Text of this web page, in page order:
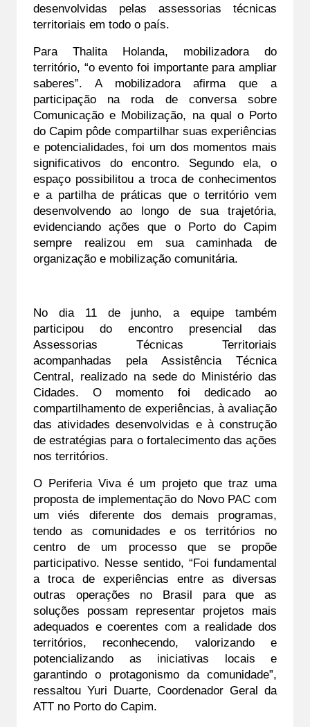
desenvolvidas pelas assessorias técnicas
territoriais em todo o país.
Para Thalita Holanda, mobilizadora do
território, “o evento foi importante para ampliar
saberes”. A mobilizadora afirma que a
participação na roda de conversa sobre
Comunicação e Mobilização, na qual o Porto
do Capim pôde compartilhar suas experiências
e potencialidades, foi um dos momentos mais
significativos do encontro. Segundo ela, o
espaço possibilitou a troca de conhecimentos
e a partilha de práticas que o território vem
desenvolvendo ao longo de sua trajetória,
evidenciando ações que o Porto do Capim
sempre realizou em sua caminhada de
organização e mobilização comunitária.
No dia 11 de junho, a equipe também
participou do encontro presencial das
Assessorias Técnicas Territoriais
acompanhadas pela Assistência Técnica
Central, realizado na sede do Ministério das
Cidades. O momento foi dedicado ao
compartilhamento de experiências, à avaliação
das atividades desenvolvidas e à construção
de estratégias para o fortalecimento das ações
nos territórios.
O Periferia Viva é um projeto que traz uma
proposta de implementação do Novo PAC com
um viés diferente dos demais programas,
tendo as comunidades e os territórios no
centro de um processo que se propõe
participativo. Nesse sentido, “Foi fundamental
a troca de experiências entre as diversas
outras operações no Brasil para que as
soluções possam representar projetos mais
adequados e coerentes com a realidade dos
territórios, reconhecendo, valorizando e
potencializando as iniciativas locais e
garantindo o protagonismo da comunidade”,
ressaltou Yuri Duarte, Coordenador Geral da
ATT no Porto do Capim.